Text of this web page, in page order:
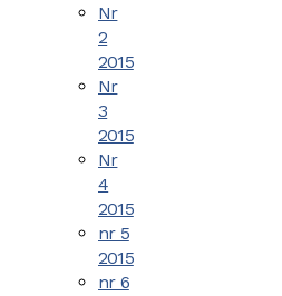
Nr
2
2015
Nr
3
2015
Nr
4
2015
nr 5
2015
nr 6